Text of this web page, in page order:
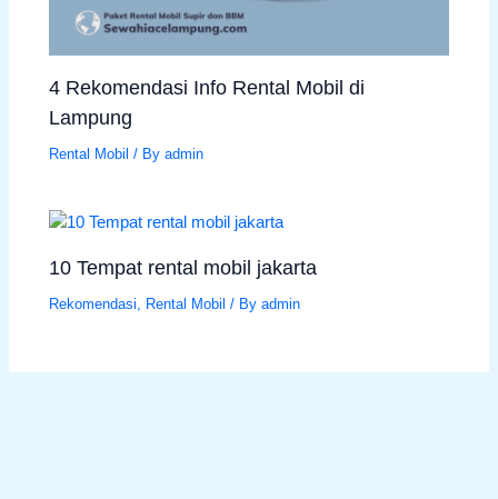
4 Rekomendasi Info Rental Mobil di
Lampung
Rental Mobil / Byadmin
10 Tempat rental mobil jakarta
Rekomendasi Rental Mobil / Byadmin